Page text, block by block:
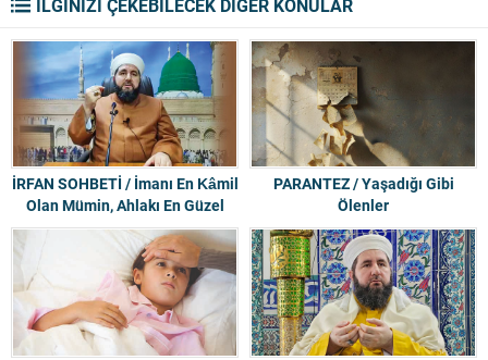
İLGİNİZİ ÇEKEBİLECEK DİĞER KONULAR
İRFAN SOHBETİ / İmanı En Kâmil
Olan Mümin, Ahlakı En Güzel
Olandır
PARANTEZ / Yaşadığı Gibi
Ölenler